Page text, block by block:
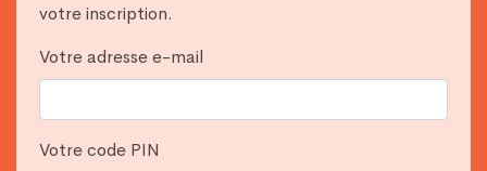
votre inscription.
Votre adresse e-mail
Votre code PIN